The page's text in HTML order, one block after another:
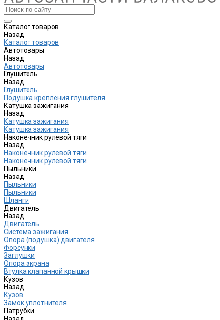
Каталог товаров
Назад
Каталог товаров
Автотовары
Назад
Автотовары
Глушитель
Назад
Глушитель
Подушка крепления глушителя
Катушка зажигания
Назад
Катушка зажигания
Катушка зажигания
Наконечник рулевой тяги
Назад
Наконечник рулевой тяги
Наконечник рулевой тяги
Пыльники
Назад
Пыльники
Пыльники
Шланги
Двигатель
Назад
Двигатель
Система зажигания
Опора (подушка) двигателя
Форсунки
Заглушки
Опора экрана
Втулка клапанной крышки
Кузов
Назад
Кузов
Замок уплотнителя
Патрубки
Назад